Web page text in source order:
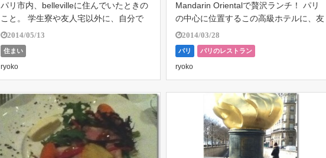
パリ市内、bellevilleに住んでいたときの
こと。 学生寮や友人宅以外に、自分で
家を借りて住むのは初めてで、手続きを
全て行った。 フランスでも、特にパリ
での部屋探しは一苦労と言われるが、フ
ランス人に教えてもらった「入 […]
2014/05/13
住まい
ryoko
Mandarin Orientalで贅沢ランチ！ パリ
の中心に位置するこの高級ホテルに、友
人と2人で訪れた。フランス滞在も終盤
の、ちょうど一年前の春だった。 春を
感じさせる、美しい料理の数々。 そし
てデザートは本当に華麗 […]
2014/03/28
パリ パリのレストラン
ryoko